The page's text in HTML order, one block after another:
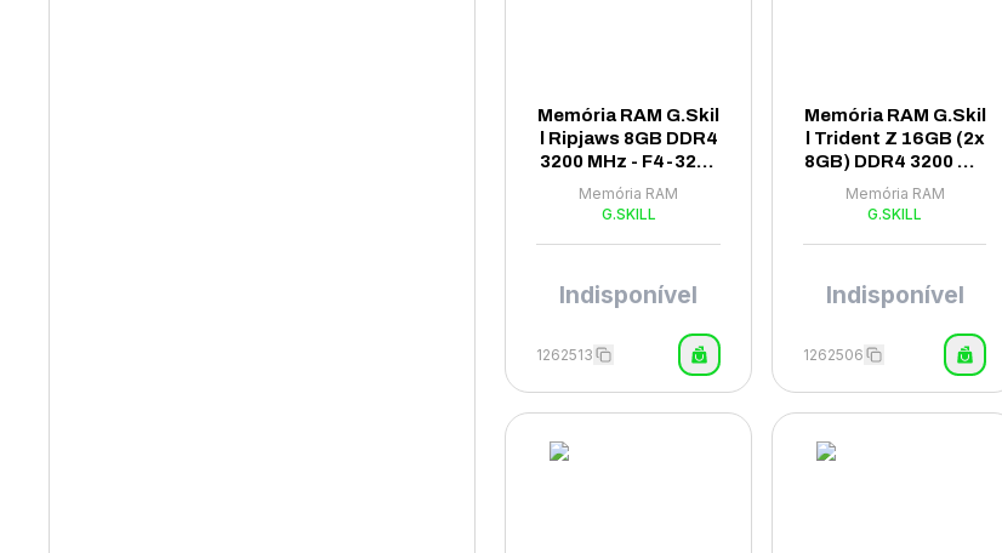
Memória RAM G.Skil
l Ripjaws 8GB DDR4
3200 MHz - F4-3200
C22S-8GRS
Memória RAM
G.SKILL
Indisponível
1262513
Memória RAM G.Skil
l Trident Z 16GB (2x
8GB) DDR4 3200 MH
z - F4-3200C16D-16
GTZKW
Memória RAM
G.SKILL
Indisponível
1262506